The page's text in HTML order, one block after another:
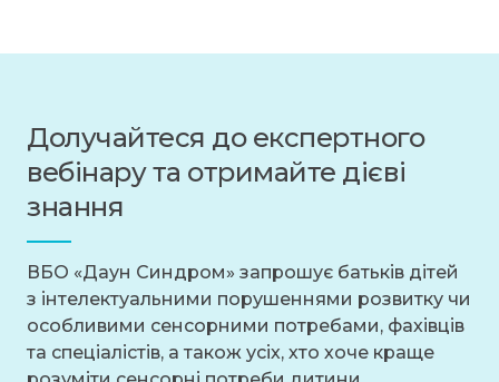
Долучайтеся до експертного
вебінару та отримайте дієві
знання
ВБО «Даун Синдром» запрошує батьків дітей
з інтелектуальними порушеннями розвитку чи
особливими сенсорними потребами, фахівців
та спеціалістів, а також усіх, хто хоче краще